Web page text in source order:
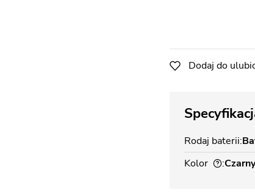
Dodaj do
Rodaj baterii
Kolor
Czarny